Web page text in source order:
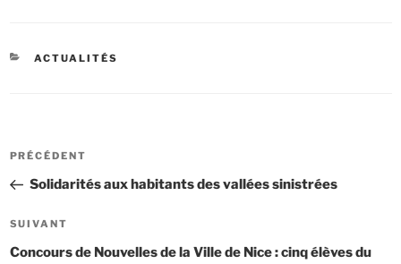
CATÉGORIES
ACTUALITÉS
Navigation
l’article
Article
précédent
PRÉCÉDENT
Solidarités aux habitants des vallées sinistrées
Article
suivant
SUIVANT
Concours de Nouvelles de la Ville de Nice : cinq élèves du